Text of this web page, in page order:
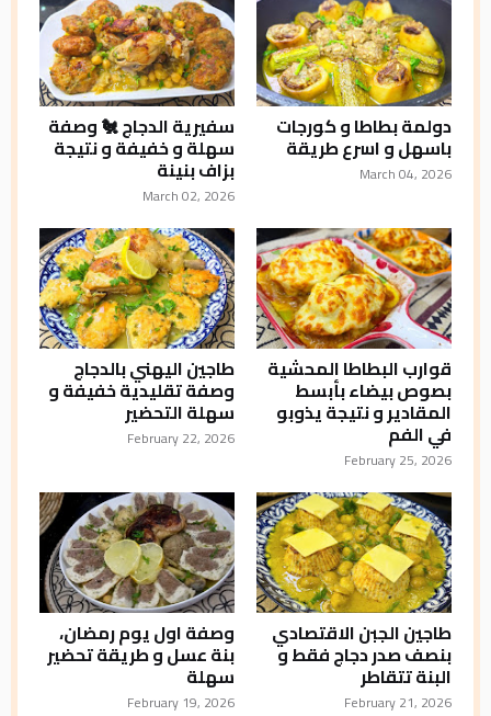
دولمة بطاطا و كورجات
باسهل و اسرع طريقة
March 04, 2026
سفيرية الدجاج 🐔 وصفة
سهلة و خفيفة و نتيجة
بزاف بنينة
March 02, 2026
قوارب البطاطا المحشية
بصوص بيضاء بأبسط
المقادير و نتيجة يذوبو
في الفم
February 25, 2026
طاجين اليهني بالدجاج
وصفة تقليدية خفيفة و
سهلة التحضير
February 22, 2026
طاجين الجبن الاقتصادي
بنصف صدر دجاج فقط و
البنة تتقاطر
February 21, 2026
وصفة اول يوم رمضان،
بنة عسل و طريقة تحضير
سهلة
February 19, 2026